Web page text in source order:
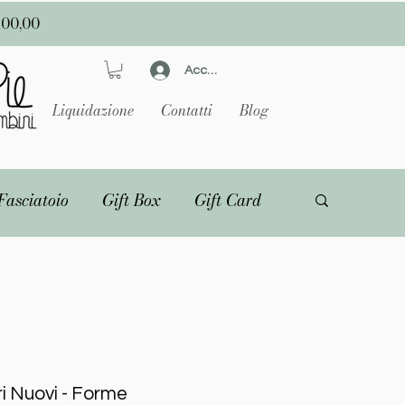
Accedi
Liquidazione Contatti Blog
Gift Box Gift Card
Nuovi - Forme